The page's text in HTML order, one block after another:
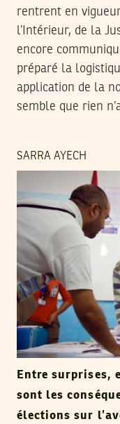
rentrent en
l’Intérieur, de la
encore
préparé la
application de la
semble que rien
SARRA AYECH
Entre surprises,
sont les
élections sur